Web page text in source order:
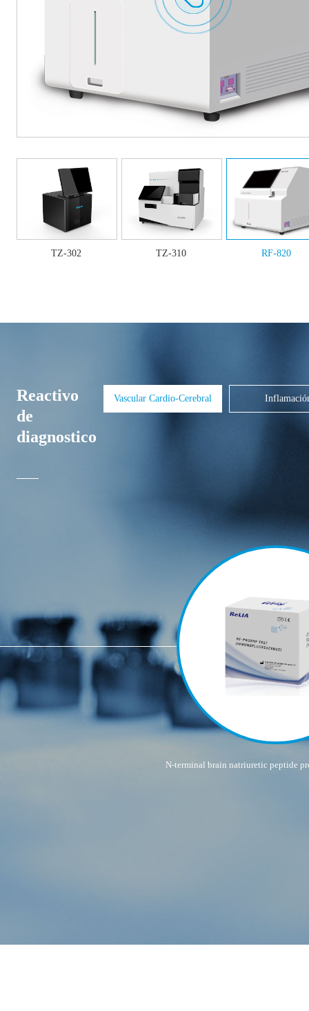
TZ-302 TZ-310 RF-820
Reactivo
de
diagnostico
Vascular Cardio-Cerebral
N-terminal brain natriuretic peptide